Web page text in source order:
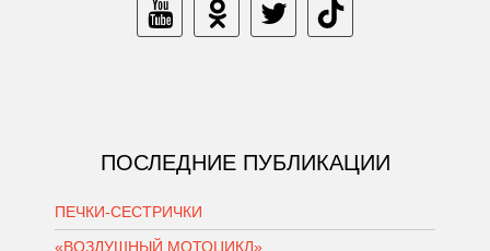
ПОСЛЕДНИЕ ПУБЛИКАЦИИ
ПЕЧКИ-СЕСТРИЧКИ
«ВОЗДУШНЫЙ МОТОЦИКЛ»